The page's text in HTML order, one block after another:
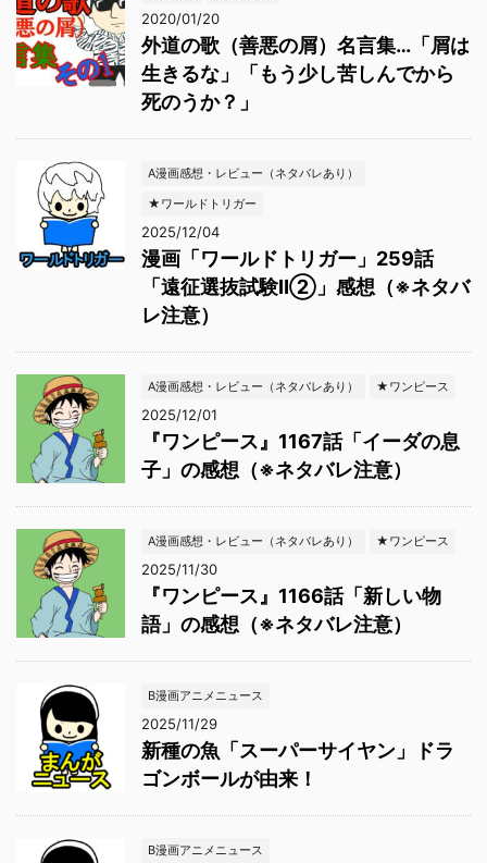
2020/01/20
外道の歌（善悪の屑）名言集…「屑は
生きるな」「もう少し苦しんでから
死のうか？」
A漫画感想・レビュー（ネタバレあり）
★ワールドトリガー
2025/12/04
漫画「ワールドトリガー」259話
「遠征選抜試験Ⅱ②」感想（※ネタバ
レ注意）
A漫画感想・レビュー（ネタバレあり） ★ワンピース
2025/12/01
『ワンピース』1167話「イーダの息
子」の感想（※ネタバレ注意）
A漫画感想・レビュー（ネタバレあり） ★ワンピース
2025/11/30
『ワンピース』1166話「新しい物
語」の感想（※ネタバレ注意）
B漫画アニメニュース
2025/11/29
新種の魚「スーパーサイヤン」ドラ
ゴンボールが由来！
B漫画アニメニュース